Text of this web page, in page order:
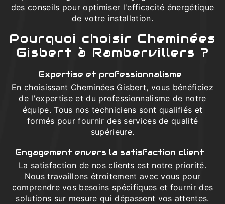
des conseils pour optimiser l'efficacité énergétique
de votre installation.
Pourquoi choisir Cheminées
Gisbert à Rambervillers ?
Expertise et professionnalisme
En choisissant Cheminées Gisbert, vous bénéficiez
de l'expertise et du professionnalisme de notre
équipe. Tous nos techniciens sont qualifiés et
formés pour fournir des services de qualité
supérieure.
Engagement envers la satisfaction client
La satisfaction de nos clients est notre priorité.
Nous travaillons étroitement avec vous pour
comprendre vos besoins spécifiques et fournir des
solutions sur mesure qui dépassent vos attentes.